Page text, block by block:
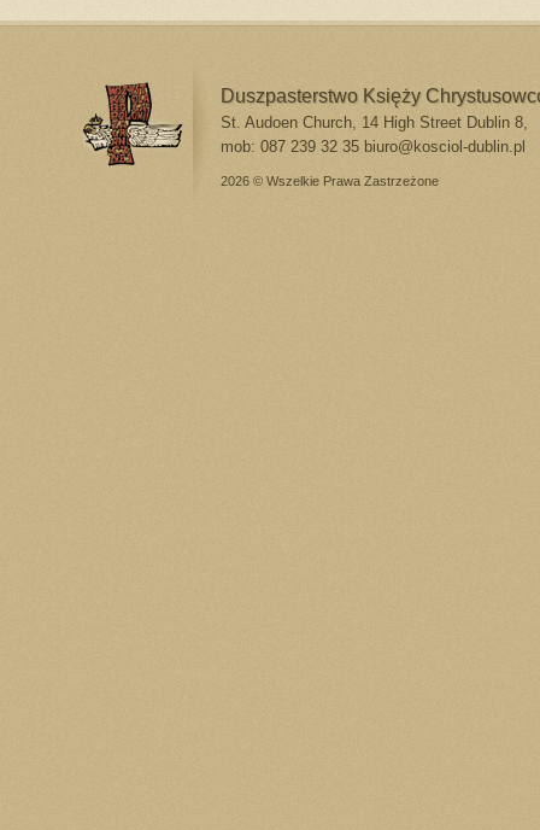
Duszpasterstwo Księży
St. Audoen Church, 14 High Street Dublin 8,
mob: 087 239 32 35 biuro@kosciol-dublin.pl
2026 © Wszelkie Prawa Zastrzeżone